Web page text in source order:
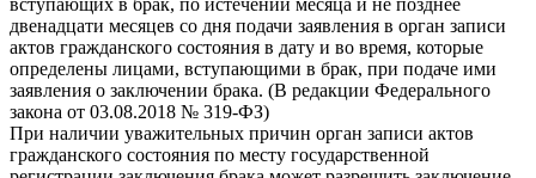
двенадцати месяцев со дня подачи заявления в орган записи
актов гражданского состояния в дату и во время, которые
определены лицами, вступающими в брак, при подаче ими
заявления о заключении брака. (В редакции Федерального
закона от 03.08.2018 № 319-ФЗ)
При наличии уважительных причин орган записи актов
гражданского состояния по месту государственной